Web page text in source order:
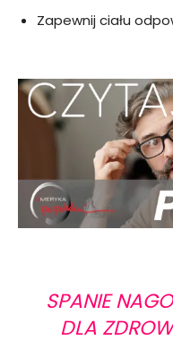
Zapewnij ciału
SPANIE
DLA